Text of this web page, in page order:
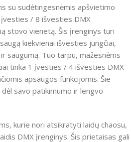
su sudėtingesnėmis apšvietimo
/ 8 išvesties DMX
stovo vienetą. Šis įrenginys turi
kiekvienai išvesties jungčiai,
saugumą. Tuo tarpu, mažesnėms
tinka 1 įvesties / 4 išvesties DMX
apsaugos funkcijomis. Šie
savo patikimumo ir lengvo
kurie nori atsikratyti laidų chaosu,
DMX įrenginys. Šis prietaisas gali